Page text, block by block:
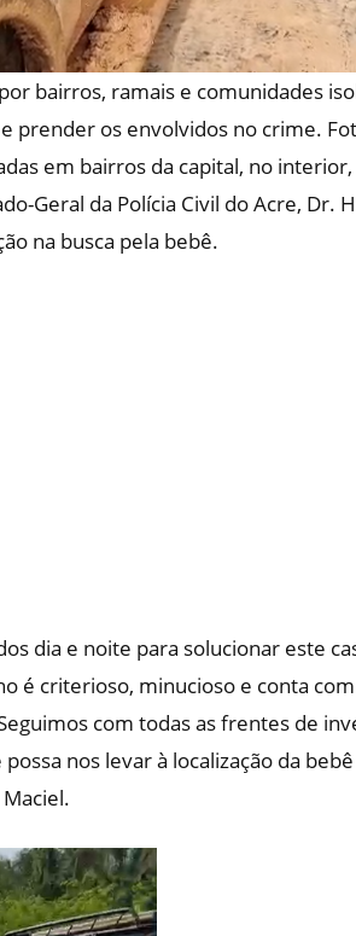
bairros, ramais e comunidades
prender os envolvidos no crime.
em bairros da capital, no
Geral da Polícia Civil do Acre, Dr.
na busca pela bebê.
dia e noite para solucionar este
é criterioso, minucioso e conta
com todas as frentes de
nos levar à localização da